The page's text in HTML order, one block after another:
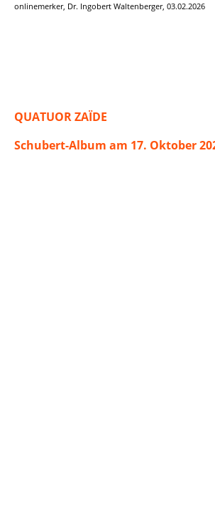
onlinemerker, Dr. Ingobert Waltenberger, 03.02.2026
QUATUOR ZAÏDE
Schubert-Album am 17. Oktober